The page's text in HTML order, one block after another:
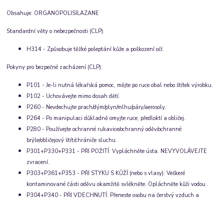
Obsahuje: ORGANOPOLISILAZANE
Standardní věty o nebezpečnosti (CLP):
H314 - Způsobuje těžké poleptání kůže a poškození očí.
Pokyny pro bezpečné zacházení (CLP):
P101 - Je-li nutná lékařská pomoc, mějte po ruce obal nebo štítek výrobku.
P102 - Uchovávejte mimo dosah dětí.
P260 - Nevdechujte prach/dým/plyn/mlhu/páry/aerosoly.
P264 - Po manipulaci důkladně omyjte ruce, předloktí a obličej.
P280 - Používejte ochranné rukavice/ochranný oděv/ochranné
brýle/obličejový štít/chrániče sluchu.
P301+P330+P331 - PŘI POŽITÍ: Vypláchněte ústa. NEVYVOLÁVEJTE
zvracení.
P303+P361+P353 - PŘI STYKU S KŮŽÍ (nebo s vlasy): Veškeré
kontaminované části oděvu okamžitě svlékněte. Opláchněte kůži vodou .
P304+P340 - PŘI VDECHNUTÍ: Přeneste osobu na čerstvý vzduch a